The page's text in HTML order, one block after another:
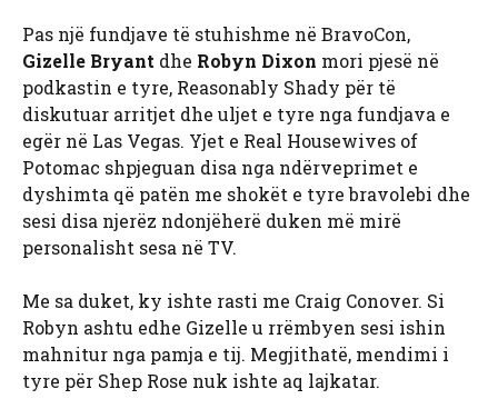
Pas një fundjave të stuhishme në BravoCon,
Gizelle Bryant dhe Robyn Dixon mori pjesë në
podkastin e tyre, Reasonably Shady për të
diskutuar arritjet dhe uljet e tyre nga fundjava e
egër në Las Vegas. Yjet e Real Housewives of
Potomac shpjeguan disa nga ndërveprimet e
dyshimta që patën me shokët e tyre bravolebi dhe
sesi disa njerëz ndonjëherë duken më mirë
personalisht sesa në TV.
Me sa duket, ky ishte rasti me Craig Conover. Si
Robyn ashtu edhe Gizelle u rrëmbyen sesi ishin
mahnitur nga pamja e tij. Megjithatë, mendimi i
tyre për Shep Rose nuk ishte aq lajkatar.